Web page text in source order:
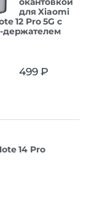
для Xiaomi
12 Pro 5G с
держателем
499₽
14 Pro